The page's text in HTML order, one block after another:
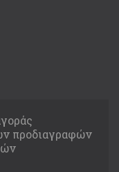
προδιαγραφών